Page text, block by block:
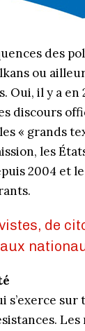
des
ou
Oui, il y a
discours
« grands
les
2004 et
de
s’exerce